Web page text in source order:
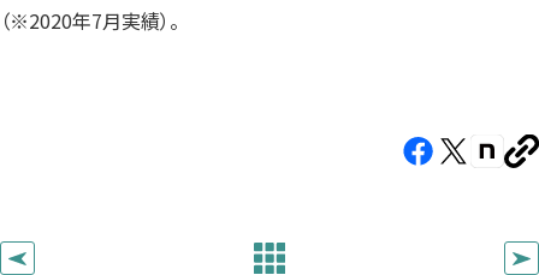
（※2020年7月実績）。
Facebook（新
X（新 note（新
ー